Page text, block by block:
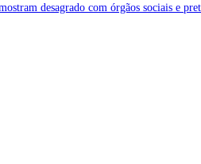
desagrado com órgãos sociais e